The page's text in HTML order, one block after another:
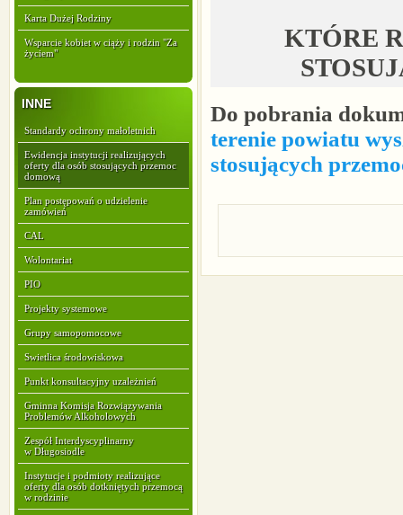
Karta Dużej Rodziny
Wsparcie kobiet w ciąży i rodzin "Za
życiem"
INNE
Standardy ochrony małoletnich
Ewidencja instytucji realizujących
oferty dla osób stosujących przemoc
domową
Plan postępowań o udzielenie
zamówień
CAL
Wolontariat
PIO
Projekty systemowe
Grupy samopomocowe
Swietlica środowiskowa
Punkt konsultacyjny uzależnień
Gminna Komisja Rozwiązywania
Problemów Alkoholowych
Zespół Interdyscyplinarny
w Długosiodle
Instytucje i podmioty realizujące
oferty dla osób dotkniętych przemocą
w rodzinie
KTÓRE
Do pobrania
terenie powiatu
stosujących